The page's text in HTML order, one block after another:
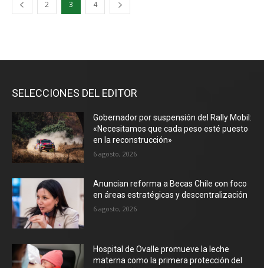
2 3 4
SELECCIONES DEL EDITOR
Gobernador por suspensión del Rally Mobil:
«Necesitamos que cada peso esté puesto
en la reconstrucción»
6 agosto, 2026
Anuncian reforma a Becas Chile con foco
en áreas estratégicas y descentralización
6 agosto, 2026
Hospital de Ovalle promueve la leche
materna como la primera protección del